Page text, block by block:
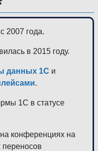
2007 года.
в 2015 году.
данных 1С и
.
1С в статусе
конференциях на